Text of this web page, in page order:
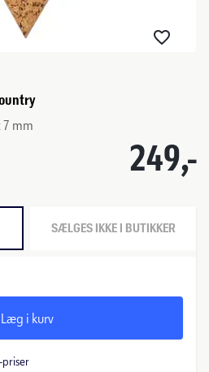
7 mm
249,-
SÆLGES IKKE I BUTIKKER
Læg i kurv
priser